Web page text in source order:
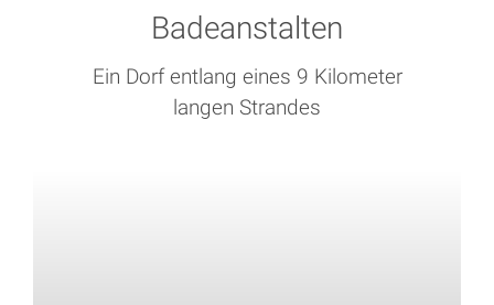
Badeanstalten
Ein Dorf entlang eines 9 Kilometer
langen Strandes